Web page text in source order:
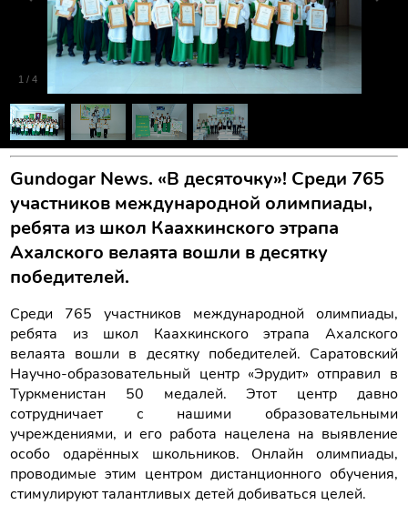
1 / 4
Gundogar News. «В десяточку»! Среди 765
участников международной олимпиады,
ребята из школ Каахкинского этрапа
Ахалского велаята вошли в десятку
победителей.
Среди 765 участников международной олимпиады,
ребята из школ Каахкинского этрапа Ахалского
велаята вошли в десятку победителей. Саратовский
Научно-образовательный центр «Эрудит» отправил в
Туркменистан 50 медалей. Этот центр давно
сотрудничает с нашими образовательными
учреждениями, и его работа нацелена на выявление
особо одарённых школьников. Онлайн олимпиады,
проводимые этим центром дистанционного обучения,
стимулируют талантливых детей добиваться целей.